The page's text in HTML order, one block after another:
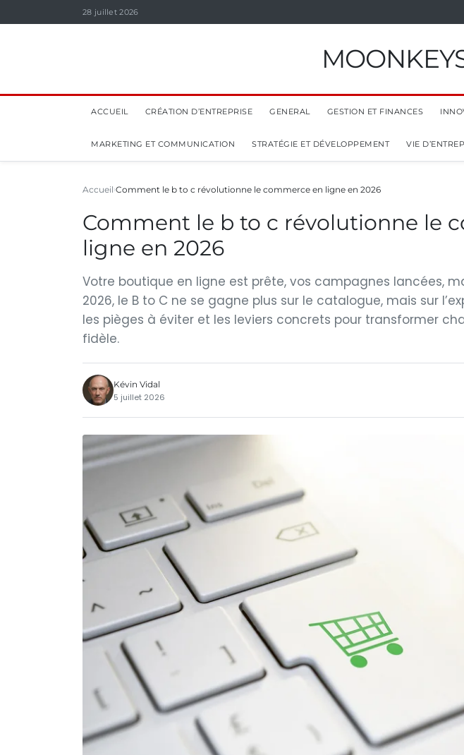
28 juillet 2026
ACCUEIL CRÉATION D’ENTREPRISE GENERAL GESTION ET FINANCES
MARKETING ET COMMUNICATION STRATÉGIE ET DÉVELOPPEMENT VIE
Accueil Comment le b to c révolutionne le commerce en ligne en 2026
Comment le b to c révolutionne le
ligne en 2026
Votre boutique en ligne est prête, vos campagnes lancées,
2026, le B to C ne se gagne plus sur le catalogue, mais sur
les pièges à éviter et les leviers concrets pour transformer
fidèle.
Kévin Vidal
5 juillet 2026